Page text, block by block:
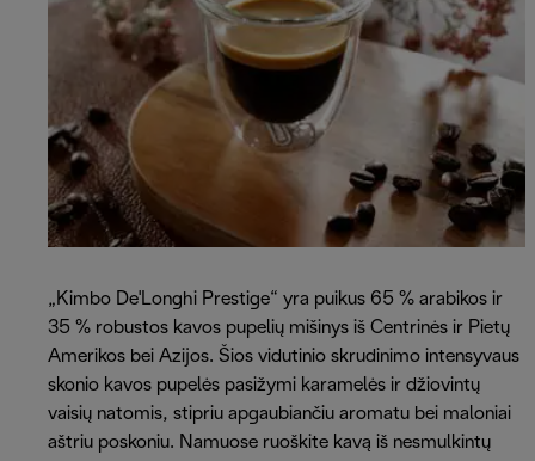
„Kimbo De'Longhi Prestige“ yra puikus 65 % arabikos ir
35 % robustos kavos pupelių mišinys iš Centrinės ir Pietų
Amerikos bei Azijos. Šios vidutinio skrudinimo intensyvaus
skonio kavos pupelės pasižymi karamelės ir džiovintų
vaisių natomis, stipriu apgaubiančiu aromatu bei maloniai
aštriu poskoniu. Namuose ruoškite kavą iš nesmulkintų